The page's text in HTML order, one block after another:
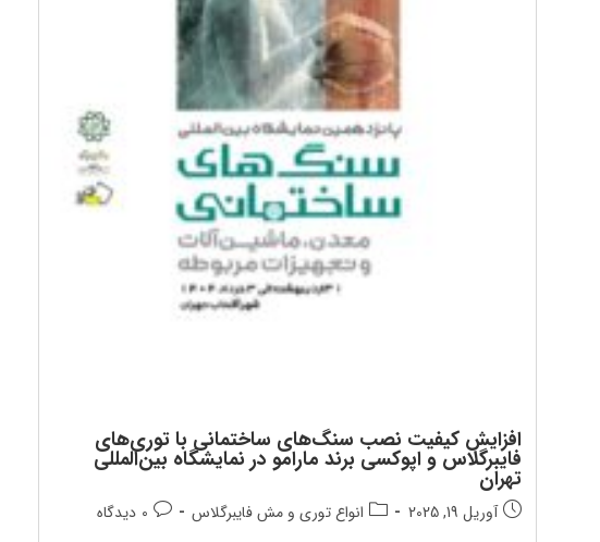
افزایش کیفیت نصب سنگ‌های ساختمانی با توری‌های
فایبرگلاس و اپوکسی برند مارامو در نمایشگاه بین‌المللی
تهران
تاریخآوریل 19, 2025
دسته‌بندی
انواع توری و مش فایبرگلاس
دیدگاه‌های
0 دیدگاه